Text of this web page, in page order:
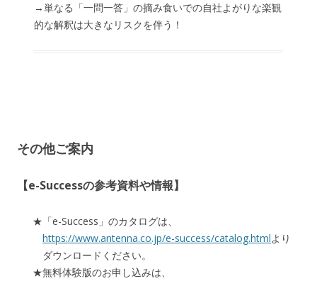
→単なる「一問一答」の摘み食いでの自社よがりな楽観
的な解釈は大きなリスクを伴う！
その他ご案内
【e-Successの参考資料や情報】
「e-Success」のカタログは、
https://www.antenna.co.jp/e-success/catalog.htmlより
ダウンロードください。
無料体験版のお申し込みは、